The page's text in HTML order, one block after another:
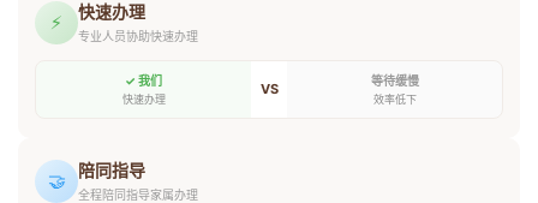
⚡ 快速办理
专业人员协助快速办理
✓ 我们
快速办理
VS 等待缓慢
效率低下
🤝 陪同指导
全程陪同指导家属办理